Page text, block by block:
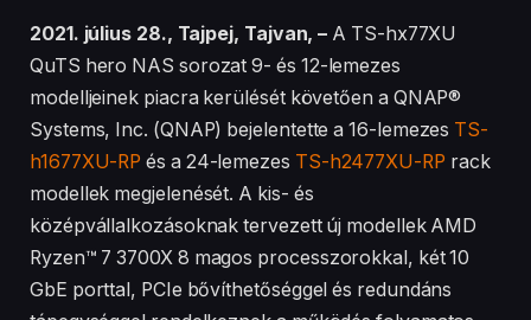
2021. július 28., Tajpej, Tajvan, – A TS-hx77XU
QuTS hero NAS sorozat 9- és 12-lemezes
modelljeinek piacra kerülését követően a QNAP®
Systems, Inc. (QNAP) bejelentette a 16-lemezes TS-
h1677XU-RP és a 24-lemezes TS-h2477XU-RP rack
modellek megjelenését. A kis- és
középvállalkozásoknak tervezett új modellek AMD
Ryzen™ 7 3700X 8 magos processzorokkal, két 10
GbE porttal, PCIe bővíthetőséggel és redundáns